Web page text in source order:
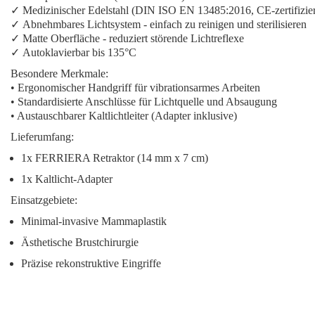
✓ Medizinischer Edelstahl (DIN ISO EN 13485:2016, CE-
✓ Abnehmbares Lichtsystem - einfach zu reinigen und sterilisieren
✓ Matte Oberfläche - reduziert störende Lichtreflexe
✓ Autoklavierbarbis 135°C
Besondere Merkmale:
• Ergonomischer Handgriff für vibrationsarmes Arbeiten
• Standardisierte Anschlüsse für Lichtquelle und Absaugung
• Austauschbarer Kaltlichtleiter (Adapter inklusive)
Lieferumfang:
1x FERRIERA Retraktor (14 mm x 7 cm)
1x Kaltlicht-Adapter
Einsatzgebiete:
Minimal-invasive Mammaplastik
Ästhetische Brustchirurgie
Präzise rekonstruktive Eingriffe